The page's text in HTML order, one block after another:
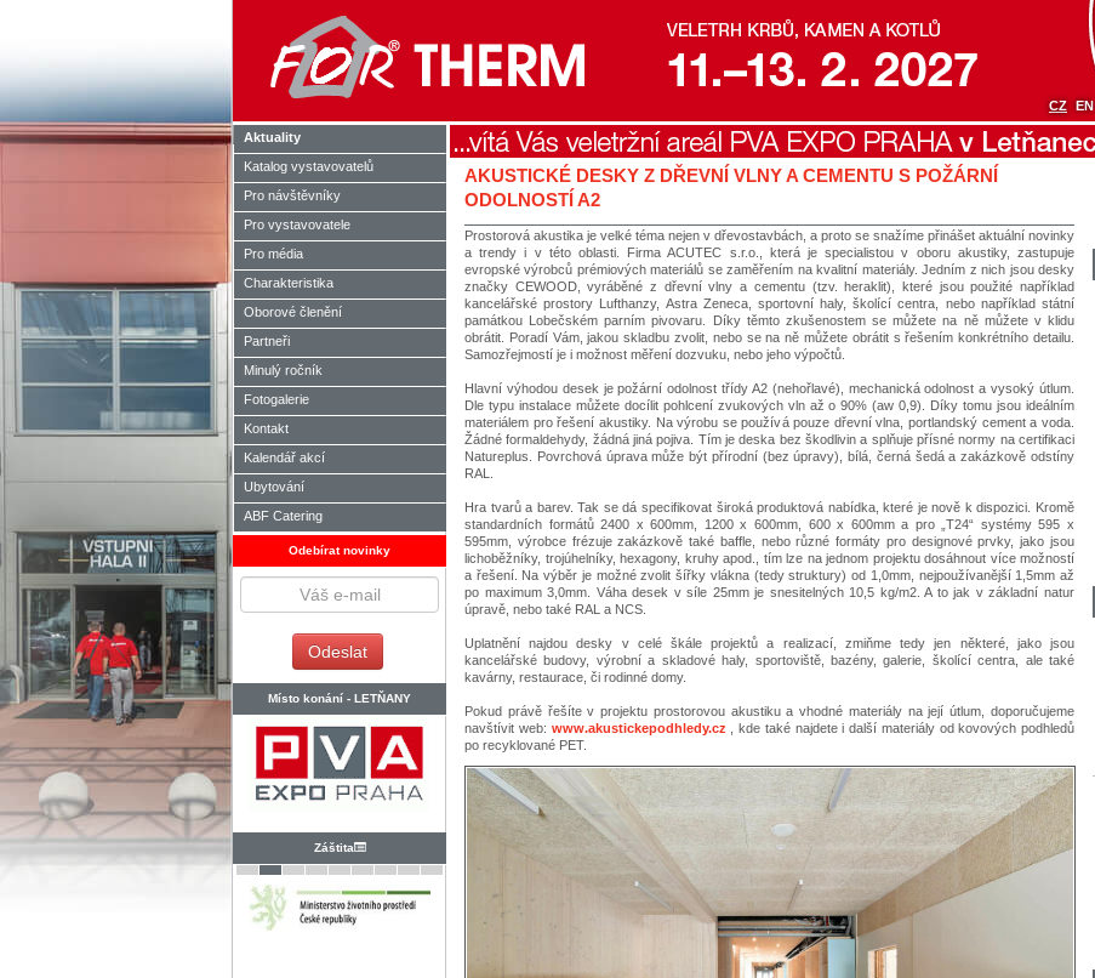
CZ EN
Aktuality
Katalog vystavovatelů
Pro návštěvníky
Pro vystavovatele
Pro média
Charakteristika
Oborové členění
Partneři
Minulý ročník
Fotogalerie
Kontakt
Kalendář akcí
Ubytování
ABF Catering
Odebírat novinky
Místo konání - LETŇANY
Záštita
AKUSTICKÉ DESKY Z DŘEVNÍ VLNY A CEMENTU S POŽÁRNÍ
ODOLNOSTÍ A2
Prostorová akustika je velké téma nejen v dřevostavbách, a proto se snažíme přinášet aktuální novinky
a trendy i v této oblasti. Firma ACUTEC s.r.o., která je specialistou v oboru akustiky, zastupuje
evropské výrobců prémiových materiálů se zaměřením na kvalitní materiály. Jedním z nich jsou desky
značky CEWOOD, vyráběné z dřevní vlny a cementu (tzv. heraklit), které jsou použité například
kancelářské prostory Lufthanzy, Astra Zeneca, sportovní haly, školící centra, nebo například státní
památkou Lobečském parním pivovaru. Díky těmto zkušenostem se můžete na ně můžete v klidu
obrátit. Poradí Vám, jakou skladbu zvolit, nebo se na ně můžete obrátit s řešením konkrétního detailu.
Samozřejmostí je i možnost měření dozvuku, nebo jeho výpočtů.
Hlavní výhodou desek je požární odolnost třídy A2 (nehořlavé), mechanická odolnost a vysoký útlum.
Dle typu instalace můžete docílit pohlcení zvukových vln až o 90% (aw 0,9). Díky tomu jsou ideálním
materiálem pro řešení akustiky. Na výrobu se používá pouze dřevní vlna, portlandský cement a voda.
Žádné formaldehydy, žádná jiná pojiva. Tím je deska bez škodlivin a splňuje přísné normy na certifikaci
Natureplus. Povrchová úprava může být přírodní (bez úpravy), bílá, černá šedá a zakázkově odstíny
RAL.
Hra tvarů a barev. Tak se dá specifikovat široká produktová nabídka, které je nově k dispozici. Kromě
standardních formátů 2400 x 600mm, 1200 x 600mm, 600 x 600mm a pro „T24“ systémy 595 x
595mm, výrobce frézuje zakázkově také baffle, nebo různé formáty pro designové prvky, jako jsou
lichoběžníky, trojúhelníky, hexagony, kruhy apod., tím lze na jednom projektu dosáhnout více možností
a řešení. Na výběr je možné zvolit šířky vlákna (tedy struktury) od 1,0mm, nejpoužívanější 1,5mm až
po maximum 3,0mm. Váha desek v síle 25mm je snesitelných 10,5 kg/m2. A to jak v základní natur
úpravě, nebo také RAL a NCS.
Uplatnění najdou desky v celé škále projektů a realizací, zmiňme tedy jen některé, jako jsou
kancelářské budovy, výrobní a skladové haly, sportoviště, bazény, galerie, školící centra, ale také
kavárny, restaurace, či rodinné domy.
Pokud právě řešíte v projektu prostorovou akustiku a vhodné materiály na její útlum, doporučujeme
navštívit web: www.akustickepodhledy.cz , kde také najdete i další materiály od kovových podhledů
po recyklované PET.